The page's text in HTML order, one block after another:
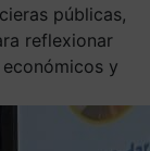
públicas,
reflexionar
y